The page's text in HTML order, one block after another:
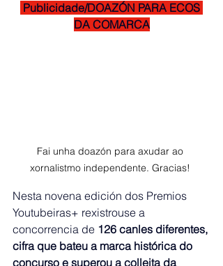
Publicidade/DOAZÓN PARA ECOS
DA COMARCA
Fai unha doazón para axudar ao
xornalistmo independente. Gracias!
Nesta novena edición dos Premios
Youtubeiras+ rexistrouse a
concorrencia de 126 canles diferentes,
cifra que bateu a marca histórica do
concurso e superou a colleita da